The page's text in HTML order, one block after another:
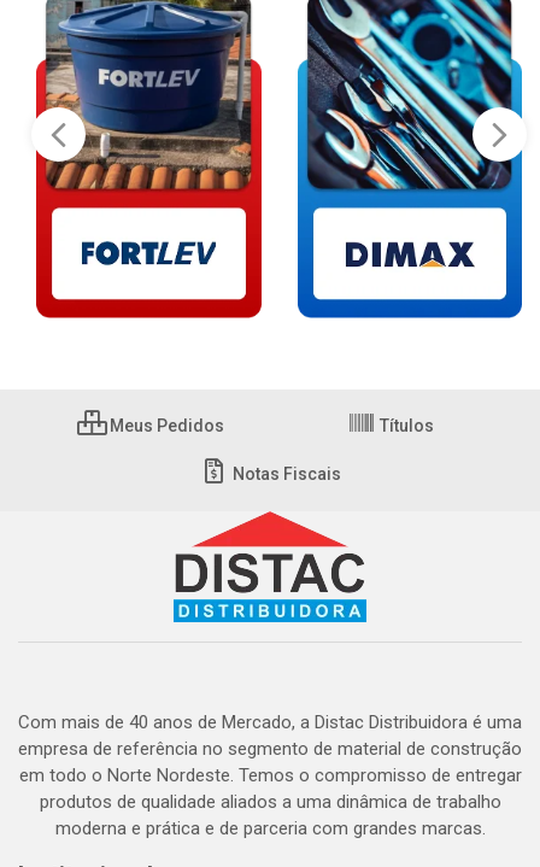
Meus Pedidos Títulos
Notas Fiscais
Com mais de 40 anos de Mercado, a Distac Distribuidora é uma
empresa de referência no segmento de material de construção
em todo o Norte Nordeste. Temos o compromisso de entregar
produtos de qualidade aliados a uma dinâmica de trabalho
moderna e prática e de parceria com grandes marcas.